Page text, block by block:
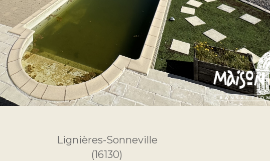
Lignières-Sonneville
(16130)